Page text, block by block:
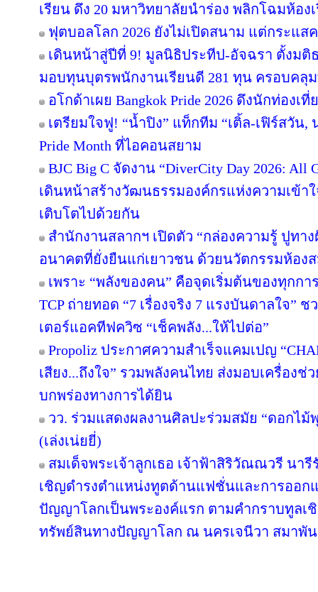
เรียน ดึง 20 มหาวิทยาลัยนำร่อง พลิกโฉมห้อง
ฟุตบอลโลก 2026 ยังไม่เปิดสนาม แต่กระแส
เดินหน้าสู่ปีที่ 9! มูลนิธิประทีป-อัจฉรา ตั้งมติ
มอบทุนบุตรพนักงานเรียนดี 281 ทุน ครอบคลุ
อโกด้าเผย Bangkok Pride 2026 ดึงนักท่องเ
เตรียมใจฟู! “น้ำปิง” แท็กทีม “เติ้ล-เฟิร์สวัน
Pride Month ที่ไอคอนสยาม
BJC Big C จัดงาน “DiverCity Day 2026: All
เดินหน้าสร้างวัฒนธรรมองค์กรแห่งความเข้า
เติบโตไปด้วยกัน
สำนักงานสลากฯ เปิดตัว “กล่องความรู้ ปูทา
อนาคตที่ยั่งยืนแก่เยาวชน ด้วยนวัตกรรมห้อง
เพราะ “พลังของคน” คือจุดเริ่มต้นของทุกก
TCP ถ่ายทอด “7 เรื่องจริง 7 แรงบันดาลใจ”
เตอร์แอคทีฟควิซ “เช็คพลัง...ให้ไปต่อ”
Propoliz ประกาศความสำเร็จแคมเปญ
เสียง...ถึงใจ” รวมพลังคนไทย ส่งมอบเครื่องช่
บกพร่องทางการได้ยิน
วว. ร่วมแสดงผลงานศิลปะร่วมสมัย “ดอกไ
(เล่งเน่ยยี่)
สมเด็จพระเจ้าลูกเธอ เจ้าฟ้าสิริวัณณวรี นา
เชิญดำรงตำแหน่งทูตด้านแฟชั่นและการออก
ปัญญาโลกเป็นพระองค์แรก ตามคำกราบทูลเ
ทรัพย์สินทางปัญญาโลก ณ นครเจนีวา สมาพัน